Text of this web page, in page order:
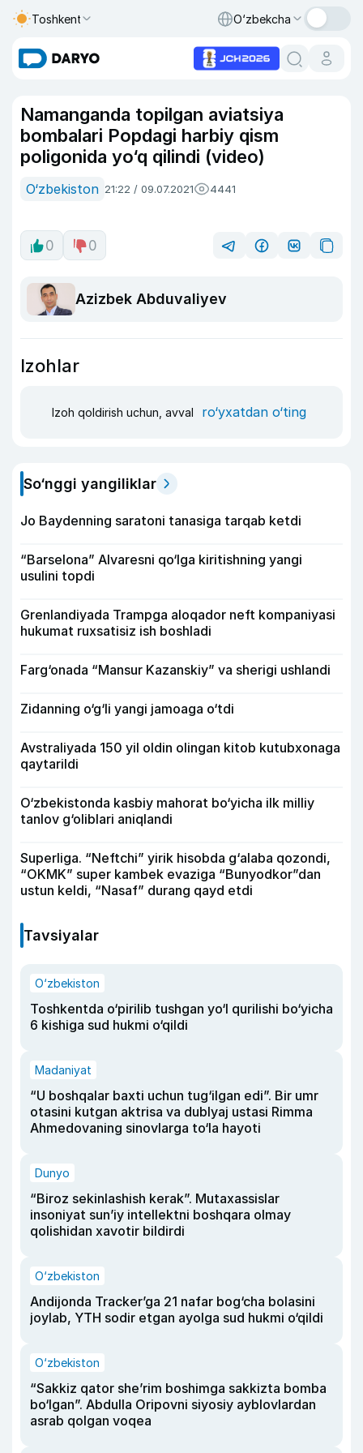
Toshkent O‘zbekcha
Namanganda topilgan aviatsiya
bombalari Popdagi harbiy qism
poligonida yo‘q qilindi (video)
O‘zbekiston 21:22 / 09.07.2021 4441
0 0
Azizbek Abduvaliyev
Izohlar
Izoh qoldirish uchun, avval ro‘yxatdan o‘ting
So‘nggi yangiliklar
Jo Baydenning saratoni tanasiga tarqab ketdi
“Barselona” Alvaresni qo‘lga kiritishning yangi
usulini topdi
Grenlandiyada Trampga aloqador neft kompaniyasi
hukumat ruxsatisiz ish boshladi
Farg‘onada “Mansur Kazanskiy” va sherigi ushlandi
Zidanning o‘g‘li yangi jamoaga o‘tdi
Avstraliyada 150 yil oldin olingan kitob kutubxonaga
qaytarildi
O‘zbekistonda kasbiy mahorat bo‘yicha ilk milliy
tanlov g‘oliblari aniqlandi
Superliga. “Neftchi” yirik hisobda g‘alaba qozondi,
“OKMK” super kambek evaziga “Bunyodkor”dan
ustun keldi, “Nasaf” durang qayd etdi
Tavsiyalar
O‘zbekiston
Toshkentda o‘pirilib tushgan yo‘l qurilishi bo‘yicha
6 kishiga sud hukmi o‘qildi
Madaniyat
“U boshqalar baxti uchun tug‘ilgan edi”. Bir umr
otasini kutgan aktrisa va dublyaj ustasi Rimma
Ahmedovaning sinovlarga to‘la hayoti
Dunyo
“Biroz sekinlashish kerak”. Mutaxassislar
insoniyat sun’iy intellektni boshqara olmay
qolishidan xavotir bildirdi
O‘zbekiston
Andijonda Tracker’ga 21 nafar bog‘cha bolasini
joylab, YTH sodir etgan ayolga sud hukmi o‘qildi
O‘zbekiston
“Sakkiz qator she’rim boshimga sakkizta bomba
bo‘lgan”. Abdulla Oripovni siyosiy ayblovlardan
asrab qolgan voqea